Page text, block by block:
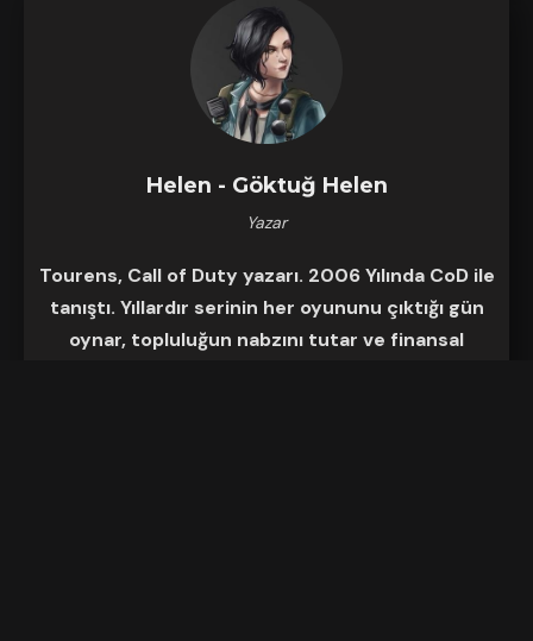
Helen - Göktuğ Helen
Yazar
Tourens, Call of Duty yazarı. 2006 Yılında CoD ile
tanıştı. Yıllardır serinin her oyununu çıktığı gün
oynar, topluluğun nabzını tutar ve finansal